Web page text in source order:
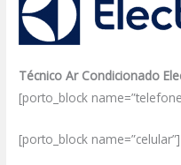
Técnico Ar Condicionado
[porto_block
[porto_block name=”celular”]